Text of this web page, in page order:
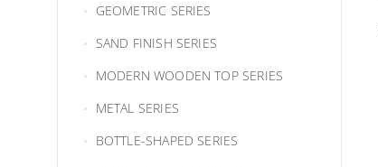
GEOMETRIC SERIES
SAND FINISH SERIES
MODERN WOODEN TOP SERIES
METAL SERIES
BOTTLE-SHAPED SERIES